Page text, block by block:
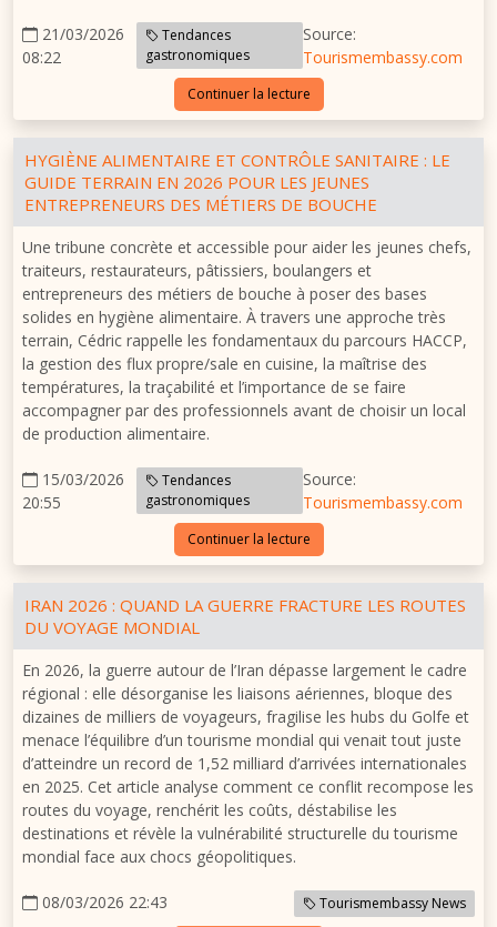
21/03/2026
08:22
Tendances
gastronomiques
Source:
Tourismembassy.com
Continuer la lecture
HYGIÈNE ALIMENTAIRE ET CONTRÔLE SANITAIRE : LE
GUIDE TERRAIN EN 2026 POUR LES JEUNES
ENTREPRENEURS DES MÉTIERS DE BOUCHE
Une tribune concrète et accessible pour aider les jeunes chefs,
traiteurs, restaurateurs, pâtissiers, boulangers et
entrepreneurs des métiers de bouche à poser des bases
solides en hygiène alimentaire. À travers une approche très
terrain, Cédric rappelle les fondamentaux du parcours HACCP,
la gestion des flux propre/sale en cuisine, la maîtrise des
températures, la traçabilité et l’importance de se faire
accompagner par des professionnels avant de choisir un local
de production alimentaire.
15/03/2026
20:55
Tendances
gastronomiques
Source:
Tourismembassy.com
Continuer la lecture
IRAN 2026 : QUAND LA GUERRE FRACTURE LES ROUTES
DU VOYAGE MONDIAL
En 2026, la guerre autour de l’Iran dépasse largement le cadre
régional : elle désorganise les liaisons aériennes, bloque des
dizaines de milliers de voyageurs, fragilise les hubs du Golfe et
menace l’équilibre d’un tourisme mondial qui venait tout juste
d’atteindre un record de 1,52 milliard d’arrivées internationales
en 2025. Cet article analyse comment ce conflit recompose les
routes du voyage, renchérit les coûts, déstabilise les
destinations et révèle la vulnérabilité structurelle du tourisme
mondial face aux chocs géopolitiques.
08/03/2026 22:43 Tourismembassy News